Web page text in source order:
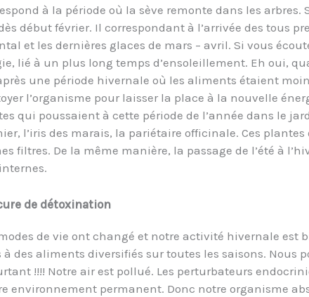
à la période où la sève remonte dans les
début février. Il correspondant à l’arrivée des tous
et les dernières glaces de mars – avril. Si vous
lié à un plus long temps d’ensoleillement. Eh oui,
une période hivernale où les aliments étaient
l’organisme pour laisser la place à la nouvelle
qui poussaient à cette période de l’année dans le
l’iris des marais, la pariétaire officinale. Ces
filtres. De la même manière, la passage de l’été à
de détoxination
de vie ont changé et notre activité hivernale est
à des aliments diversifiés sur toutes les saisons. Nous
!!!! Notre air est pollué. Les perturbateurs
environnement permanent. Donc notre organisme